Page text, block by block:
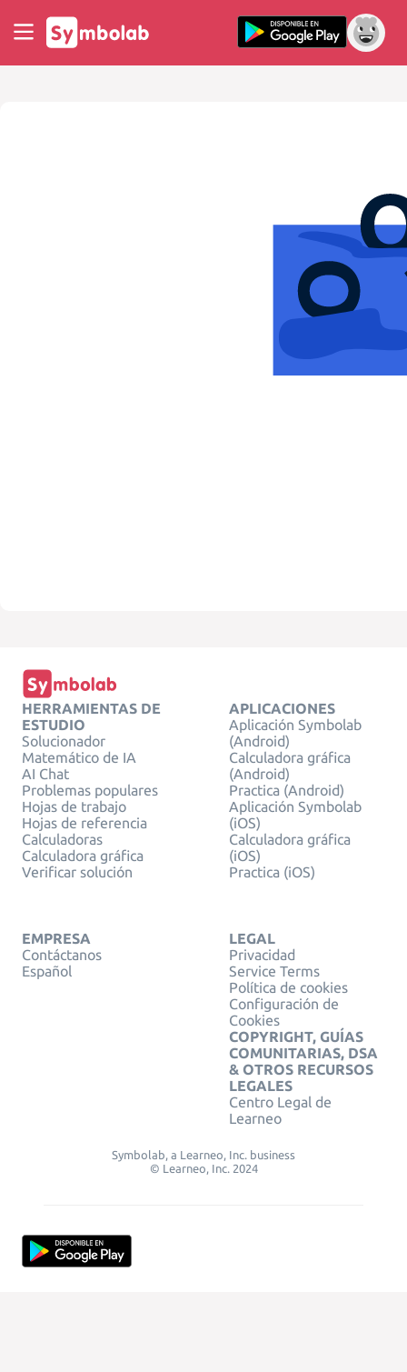
HERRAMIENTAS DE
ESTUDIO
Solucionador
Matemático de IA
AI Chat
Problemas populares
Hojas de trabajo
Hojas de referencia
Calculadoras
Calculadora gráfica
Verificar solución
APLICACIONES
Aplicación Symbolab
(Android)
Calculadora gráfica
(Android)
Practica (Android)
Aplicación Symbolab
(iOS)
Calculadora gráfica
(iOS)
Practica (iOS)
EMPRESA
Contáctanos
Español
LEGAL
Privacidad
Service Terms
Política de cookies
Configuración de
Cookies
COPYRIGHT, GUÍAS
COMUNITARIAS, DSA
& OTROS RECURSOS
LEGALES
Centro Legal de
Learneo
Symbolab, a Learneo, Inc. business
© Learneo, Inc. 2024